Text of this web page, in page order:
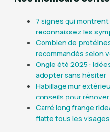
7 signes qui
reconnaissez les
Combien de
recommandés selon
Ongle été 2025 :
adopter sans hésiter
Habillage mur
conseils pour
Carré long frange
flatte tous les visages